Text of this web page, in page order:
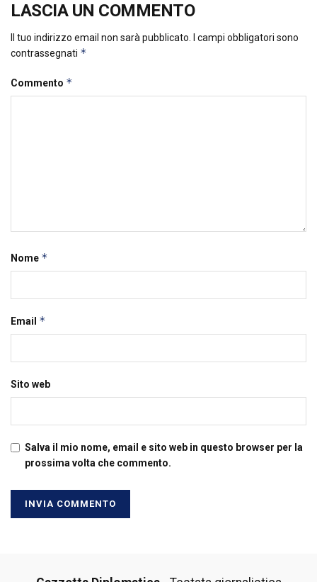
LASCIA UN COMMENTO
Il tuo indirizzo email non sarà pubblicato.
I campi obbligatori sono
contrassegnati *
Commento *
Nome *
Email *
Sito web
Salva il mio nome, email e sito web in questo browser per la
prossima volta che commento.